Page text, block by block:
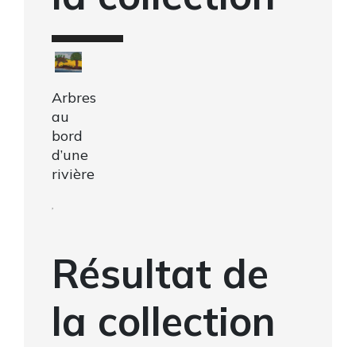
Arbres
au
bord
d’une
rivière
,
Résultat de
la collection